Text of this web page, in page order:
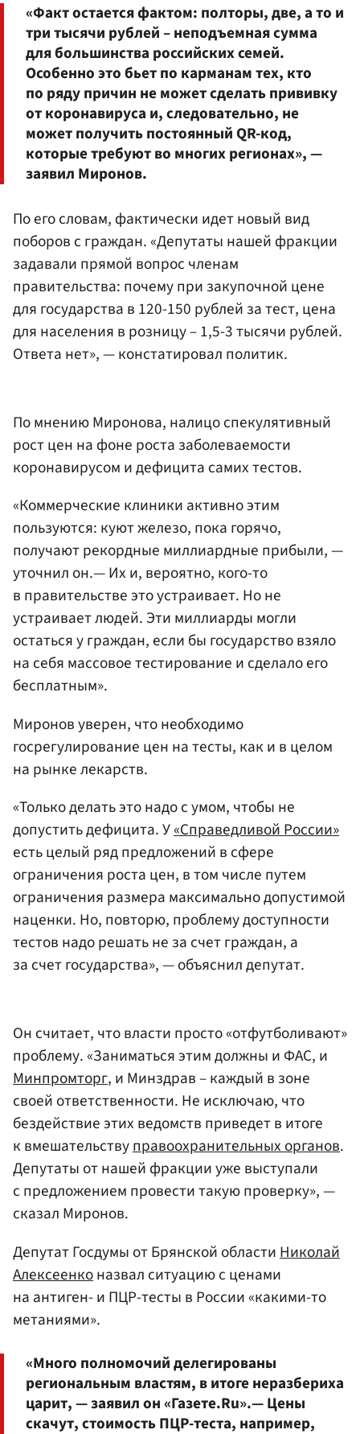
«Факт остается фактом: полторы, две, а то и
три тысячи рублей – неподъемная сумма
для большинства российских семей.
Особенно это бьет по карманам тех, кто
по ряду причин не может сделать прививку
от коронавируса и, следовательно, не
может получить постоянный QR-код,
которые требуют во многих регионах», —
заявил Миронов.
По его словам, фактически идет новый вид
поборов с граждан. «Депутаты нашей фракции
задавали прямой вопрос членам
правительства: почему при закупочной цене
для государства в 120-150 рублей за тест, цена
для населения в розницу – 1,5-3 тысячи рублей.
Ответа нет», — констатировал политик.
По мнению Миронова, налицо спекулятивный
рост цен на фоне роста заболеваемости
коронавирусом и дефицита самих тестов.
«Коммерческие клиники активно этим
пользуются: куют железо, пока горячо,
получают рекордные миллиардные прибыли, —
уточнил он.— Их и, вероятно, кого-то
в правительстве это устраивает. Но не
устраивает людей. Эти миллиарды могли
остаться у граждан, если бы государство взяло
на себя массовое тестирование и сделало его
бесплатным».
Миронов уверен, что необходимо
госрегулирование цен на тесты, как и в целом
на рынке лекарств.
«Только делать это надо с умом, чтобы не
допустить дефицита. У«Справедливой России»
есть целый ряд предложений в сфере
ограничения роста цен, в том числе путем
ограничения размера максимально допустимой
наценки. Но, повторю, проблему доступности
тестов надо решать не за счет граждан, а
за счет государства», — объяснил депутат.
Он считает, что власти просто «отфутболивают»
проблему. «Заниматься этим должны и ФАС, и
Минпромторг, и Минздрав – каждый в зоне
своей ответственности. Не исключаю, что
бездействие этих ведомств приведет в итоге
к вмешательствуправоохранительных органов.
Депутаты от нашей фракции уже выступали
с предложением провести такую проверку», —
сказал Миронов.
Депутат Госдумы от Брянской области Николай
Алексеенконазвал ситуацию с ценами
на антиген- и ПЦР-тесты в России «какими-то
метаниями».
«Много полномочий делегированы
региональным властям, в итоге неразбериха
царит, — заявил он «Газете.Ru».— Цены
скачут, стоимость ПЦР-теста, например,